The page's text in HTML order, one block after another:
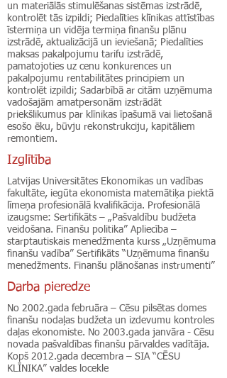
un materiālās stimulēšanas sistēmas izstrādē,
kontrolēt tās izpildi; Piedalīties klīnikas attīstības
īstermiņa un vidēja termiņa finanšu plānu
izstrādē, aktualizācijā un ieviešanā; Piedalīties
maksas pakalpojumu tarifu izstrādē,
pamatojoties uz cenu konkurences un
pakalpojumu rentabilitātes principiem un
kontrolēt izpildi; Sadarbībā ar citām uzņēmuma
vadošajām amatpersonām izstrādāt
priekšlikumus par klīnikas īpašumā vai lietošanā
esošo ēku, būvju rekonstrukciju, kapitāliem
remontiem.
Izglītība
Latvijas Universitātes Ekonomikas un vadības
fakultāte, iegūta ekonomista matemātiķa piektā
līmeņa profesionālā kvalifikācija. Profesionālā
izaugsme: Sertifikāts – „Pašvaldību budžeta
veidošana. Finanšu politika” Apliecība –
starptautiskais menedžmenta kurss „Uzņēmuma
finanšu vadība” Sertifikāts “Uzņēmuma finanšu
menedžments. Finanšu plānošanas instrumenti”
Darba pieredze
No 2002.gada februāra – Cēsu pilsētas domes
finanšu nodaļas budžeta un izdevumu kontroles
daļas ekonomiste. No 2003.gada janvāra - Cēsu
novada pašvaldības finanšu pārvaldes vadītāja.
Kopš 2012.gada decembra – SIA “CĒSU
KLĪNIKA” valdes locekle